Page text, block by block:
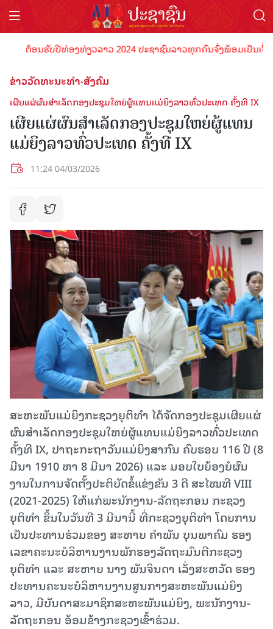
ຕ້ອນຮັບປີທ່ອງທ່ຽວລາວ 2024 ປະຊາຊົນລາວທຸກຄົນຈົ່ງພ້ອມເປັນເຈົ້າ
ຂ່າວວັດທະນະທຳ-ສັງຄົມ
ເຜີຍແຜ່ຜົນສຳເລັດກອງປະຊຸມໃຫຍ່ຜູ້ແທນແມ່ຍິງລາວທົ່ວປະເທດ ຄັ້ງທີ IX
ເຜີຍແຜ່ຜົນສຳເລັດກອງປະຊຸມໃຫຍ່ຜູ້ແທນ
ແມ່ຍິງລາວທົ່ວປະເທດ ຄັ້ງທີ IX
11:24 04/03/2026
ສະຫະພັນແມ່ຍິງກະຊວງຍຸຕິທຳ ໄດ້ຈັດກອງປະຊຸມເຜີຍແຜ່
ຜົນສຳເລັດກອງປະຊຸມໃຫຍ່ຜູ້ແທນແມ່ຍິງລາວທົ່ວປະເທດ
ຄັ້ງທີ IX, ປາຖະກະຖາວັນແມ່ຍິງສາກົນ ຄົບຮອບ 116 ປີ (8
ມີນາ 1910 ຫາ 8 ມີນາ 2026) ແລະ ມອບໃບຍ້ອງຍໍຜົນ
ງານໃນການຈັດຕັ້ງປະຕິບັດຂໍ້ແຂ່ງຂັນ 3 ດີ ສະໄໝທີ VIII
(2021-2025) ໃຫ້ແກ່ພະນັກງານ-ລັດຖະກອນ ກະຊວງ
ຍຸຕິທຳ ຂຶ້ນໃນວັນທີ 3 ມີນານີ້ ທີ່ກະຊວງຍຸຕິທຳ ໂດຍການ
ເປັນປະທານຮ່ວມຂອງ ສະຫາຍ ຄຳພັນ ບຸນພາຄົມ ຮອງ
ເລຂາຄະນະບໍລິຫານງານພັກຮອງລັດຖະມົນຕີກະຊວງ
ຍຸຕິທຳ ແລະ ສະຫາຍ ນາງ ພັນຈິນດາ ເລັ່ງສະຫວັດ ຮອງ
ປະທານຄະນະບໍລິຫານງານສູນກາງສະຫະພັນແມ່ຍິງ
ລາວ, ມີບັນດາສະມາຊິກສະຫະພັນແມ່ຍິງ, ພະນັກງານ-
ລັດຖະກອນ ອ້ອມຂ້າງກະຊວງເຂົ້າຮ່ວມ.